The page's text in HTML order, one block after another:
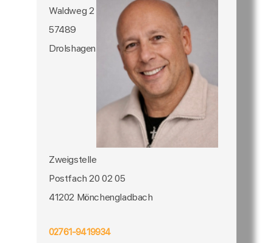
Waldweg 2
57489
Drolshagen
Zweigstelle
Postfach 20 02 05
41202 Mönchengladbach
02761-9419934